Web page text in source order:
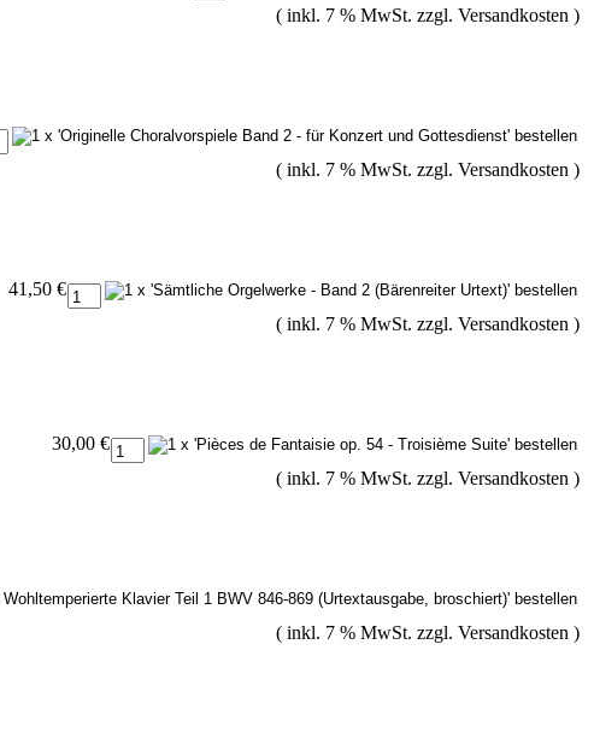
( inkl. 7 % MwSt. zzgl. Versandkosten )
( inkl. 7 % MwSt. zzgl. Versandkosten )
41,50 €
( inkl. 7 % MwSt. zzgl. Versandkosten )
30,00 €
( inkl. 7 % MwSt. zzgl. Versandkosten )
( inkl. 7 % MwSt. zzgl. Versandkosten )